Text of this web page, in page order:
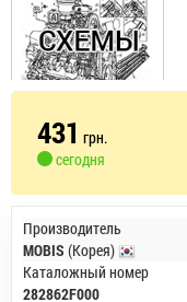
431 грн.
сегодня
Производитель
MOBIS (Корея)
Каталожный номер
282862F000